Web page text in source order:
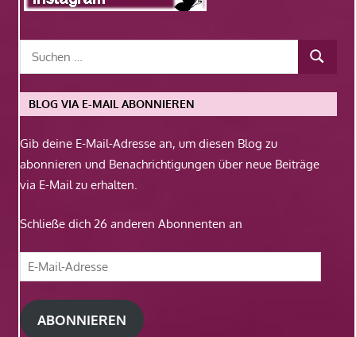
BLOG VIA E-MAIL ABONNIEREN
Gib deine E-Mail-Adresse an, um diesen Blog zu
abonnieren und Benachrichtigungen über neue Beiträge
via E-Mail zu erhalten.
Schließe dich 26 anderen Abonnenten an
E-
Mail-
Adresse
ABONNIEREN